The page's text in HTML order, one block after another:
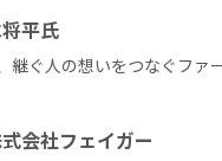
平氏
継ぐ人の想いをつなぐファ
会社フェイガー